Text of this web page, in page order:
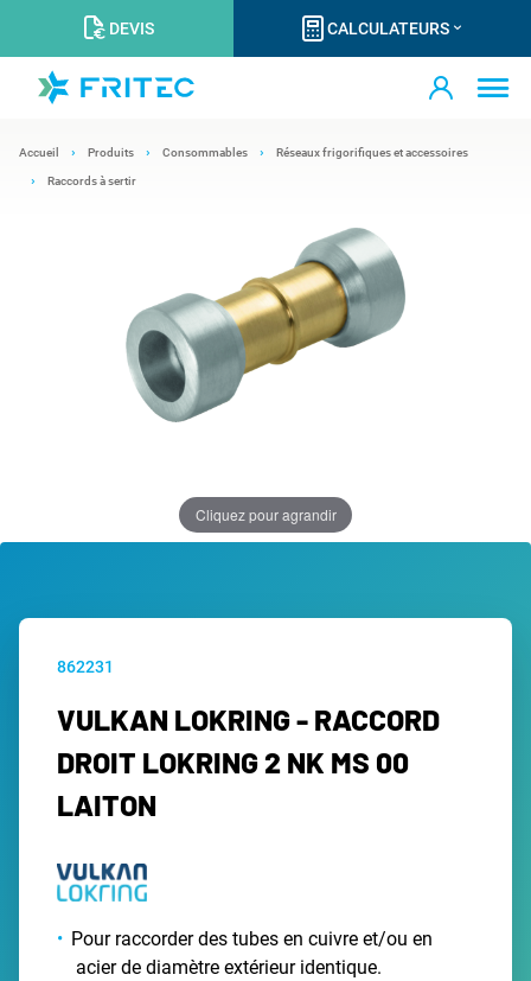
DEVIS CALCULATEURS
Accueil Produits Consommables Réseaux frigorifiques et accessoires
Raccords à sertir
Cliquez pour agrandir
862231
VULKAN LOKRING - RACCORD
DROIT LOKRING 2 NK MS 00
LAITON
Pour raccorder des tubes en cuivre et/ou en
acier de diamètre extérieur identique.